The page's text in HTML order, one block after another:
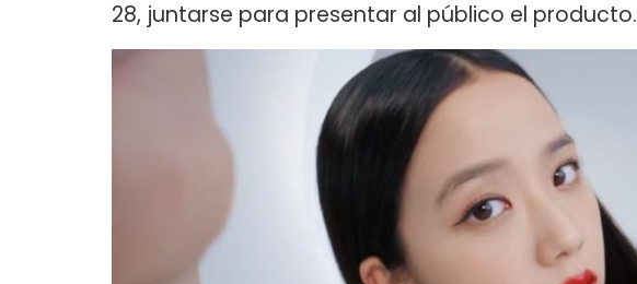
28, juntarse para presentar al público el producto.